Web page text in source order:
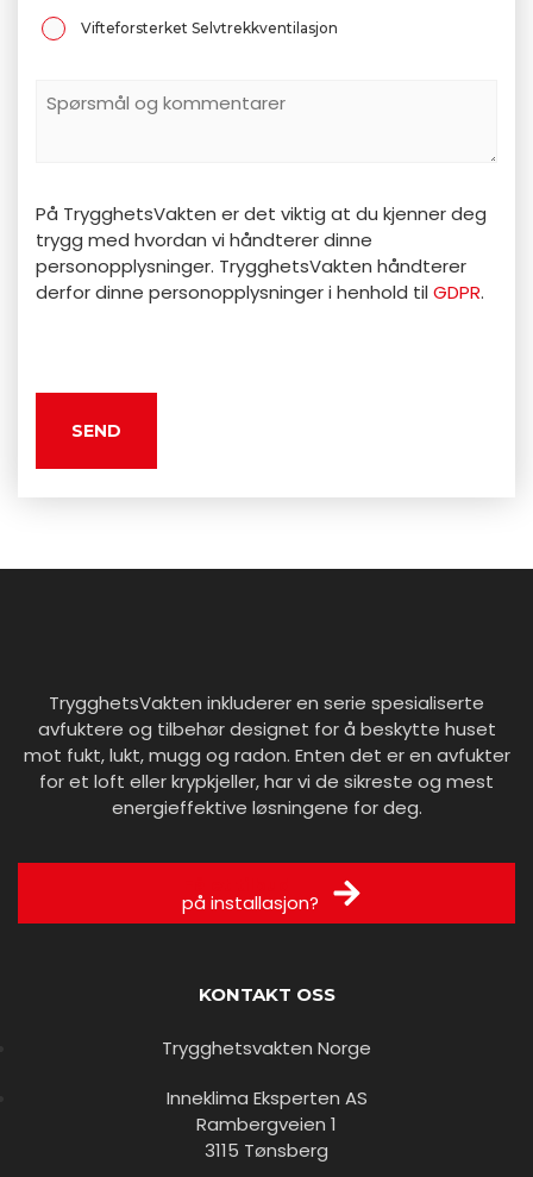
Vifteforsterket Selvtrekkventilasjon
Spørsmål
På TrygghetsVakten er det viktig at du kjenner deg
trygg med hvordan vi håndterer dinne
personopplysninger. TrygghetsVakten håndterer
derfor dinne personopplysninger i henhold til GDPR.
TrygghetsVakten inkluderer en serie spesialiserte
avfuktere og tilbehør designet for å beskytte huset
mot fukt, lukt, mugg og radon. Enten det er en avfukter
for et loft eller krypkjeller, har vi de sikreste og mest
energieffektive løsningene for deg.
på installasjon?
KONTAKT OSS
Trygghetsvakten Norge
Inneklima Eksperten AS
Rambergveien 1
3115 Tønsberg